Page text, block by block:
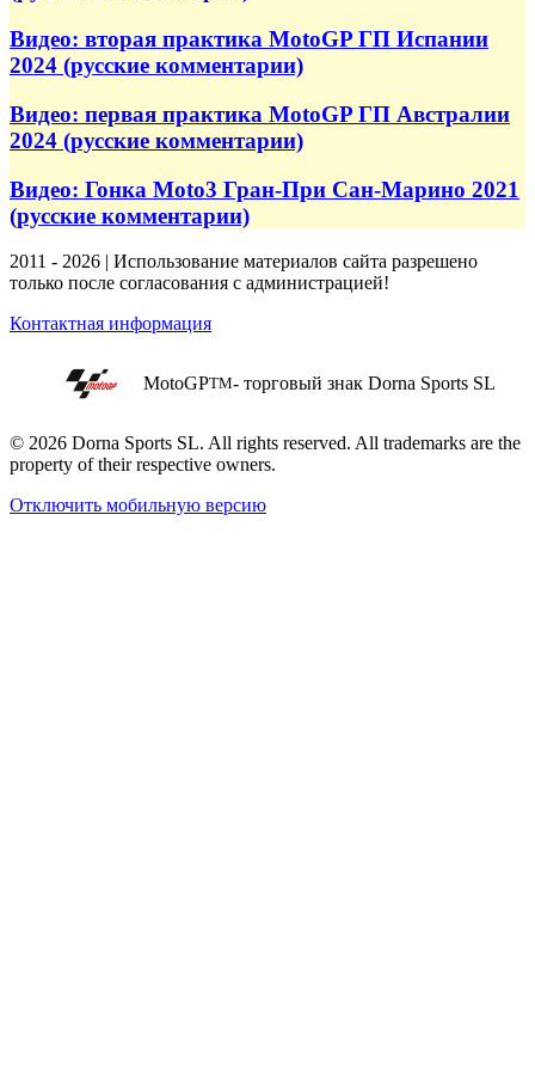
Видео: вторая практика MotoGP ГП Испании
2024 (русские комментарии)
Видео: первая практика MotoGP ГП Австралии
2024 (русские комментарии)
Видео: Гонка Moto3 Гран-При Сан-Марино 2021
(русские комментарии)
2011 - 2026 | Использование материалов сайта разрешено
только после согласования с администрацией!
Контактная информация
MotoGPTM- торговый знак Dorna Sports SL
© 2026 Dorna Sports SL. All rights reserved. All trademarks are the
property of their respective owners.
Отключить мобильную версию